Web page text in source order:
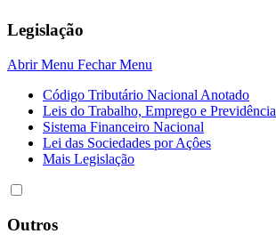
Legislação
Abrir Menu Fechar Menu
Código Tributário Nacional Anotado
Leis do Trabalho, Emprego e Previdência
Sistema Financeiro Nacional
Lei das Sociedades por Açôes
Mais Legislação
Outros